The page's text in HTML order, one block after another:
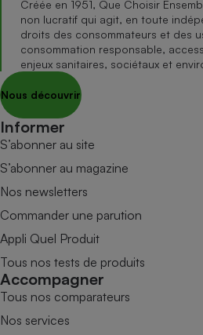
Créée en 1951, Que Choisir
non lucratif qui agit, en toute
droits des consommateurs et des
consommation responsable,
enjeux sanitaires, sociétaux et
Nous découvrir
Informer
S’abonner au site
S’abonner au magazine
Nos newsletters
Commander une parution
Appli Quel Produit
Tous nos tests de produits
Accompagner
Tous nos comparateurs
Nos services